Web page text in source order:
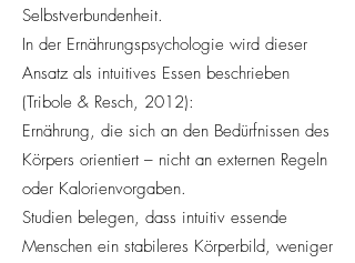
Selbstverbundenheit.
In der Ernährungspsychologie wird dieser
Ansatz als intuitives Essen beschrieben
(Tribole & Resch, 2012):
Ernährung, die sich an den Bedürfnissen des
Körpers orientiert – nicht an externen Regeln
oder Kalorienvorgaben.
Studien belegen, dass intuitiv essende
Menschen ein stabileres Körperbild, weniger